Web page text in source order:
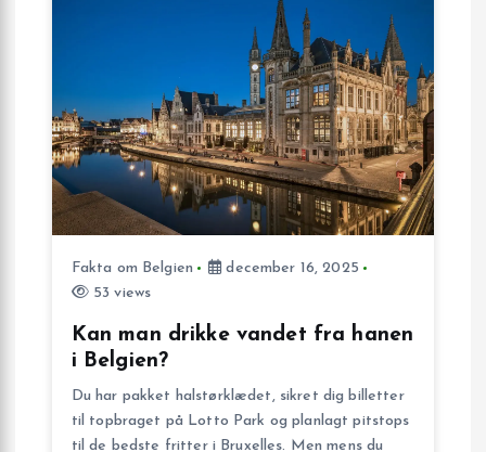
Fakta om Belgien
december 16, 2025
53 views
Kan man drikke vandet fra hanen
i Belgien?
Du har pakket halstørklædet, sikret dig billetter
til topbraget på Lotto Park og planlagt pitstops
til de bedste fritter i Bruxelles. Men mens du